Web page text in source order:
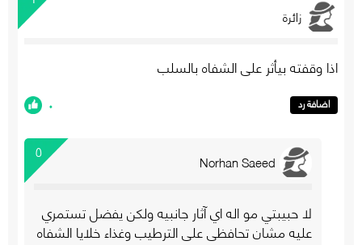
زائرة
اذا وقفته بيأثر على الشفاه بالسلب
اضافة رد ٠
٥ Norhan Saeed
لا حبيبتي مو اله اي آثار جانبيه ولكن يفضل تستمري
عليه مشان تحافظي على الترطيب وغذاء خلايا الشفاه